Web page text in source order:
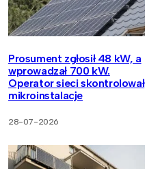
Prosument zgłosił 48 kW, a
wprowadzał 700 kW.
Operator sieci skontrolował
mikroinstalacje
28-07-2026